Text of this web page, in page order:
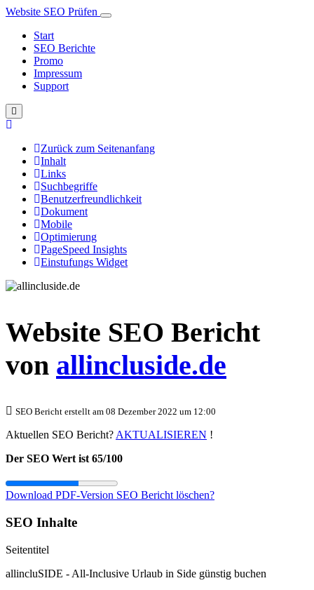
Website SEO Prüfen
Start
SEO Berichte
Promo
Impressum
Support
Zurück zum Seitenanfang
Inhalt
Links
Suchbegriffe
Benutzerfreundlichkeit
Dokument
Mobile
Optimierung
PageSpeed Insights
Einstufungs Widget
Website SEO Bericht
von allincluside.de
SEO Bericht erstellt am 08 Dezember 2022 um 12:00
Aktuellen SEO Bericht? AKTUALISIEREN !
Der SEO Wert ist 65/100
Download PDF-Version SEO Bericht löschen?
SEO Inhalte
Seitentitel
allincluSIDE - All-Inclusive Urlaub in Side günstig buchen